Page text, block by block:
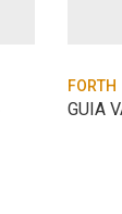
FORTH
GUIA